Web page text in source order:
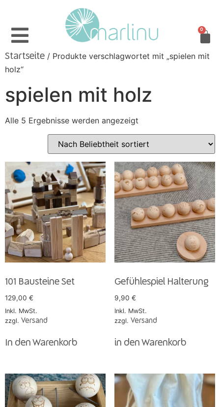
0
Startseite / Produkte verschlagwortet mit „spielen mit
holz“
spielen mit holz
Alle 5 Ergebnisse werden angezeigt
101 Bausteine Set
129,00 €
Inkl. MwSt.
zzgl. Versand
In den Warenkorb
Gefühlespiel Halterung
9,90 €
Inkl. MwSt.
zzgl. Versand
in den Warenkorb